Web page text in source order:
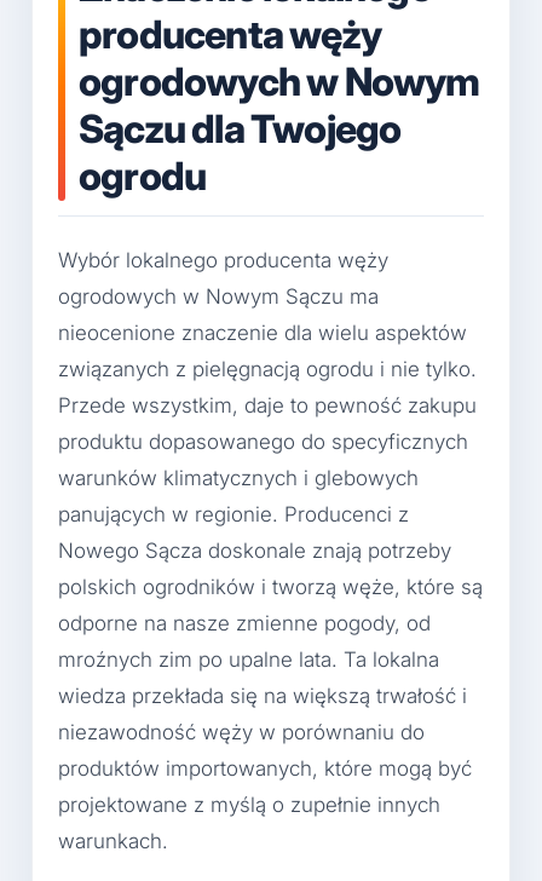
producenta węży
ogrodowych w Nowym
Sączu dla Twojego
ogrodu
Wybór lokalnego producenta węży
ogrodowych w Nowym Sączu ma
nieocenione znaczenie dla wielu aspektów
związanych z pielęgnacją ogrodu i nie tylko.
Przede wszystkim, daje to pewność zakupu
produktu dopasowanego do specyficznych
warunków klimatycznych i glebowych
panujących w regionie. Producenci z
Nowego Sącza doskonale znają potrzeby
polskich ogrodników i tworzą węże, które są
odporne na nasze zmienne pogody, od
mroźnych zim po upalne lata. Ta lokalna
wiedza przekłada się na większą trwałość i
niezawodność węży w porównaniu do
produktów importowanych, które mogą być
projektowane z myślą o zupełnie innych
warunkach.